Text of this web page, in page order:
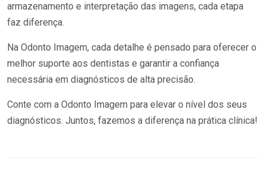
armazenamento e interpretação das imagens, cada etapa
faz diferença.
Na Odonto Imagem, cada detalhe é pensado para oferecer o
melhor suporte aos dentistas e garantir a confiança
necessária em diagnósticos de alta precisão.
Conte com a Odonto Imagem para elevar o nível dos seus
diagnósticos. Juntos, fazemos a diferença na prática clínica!